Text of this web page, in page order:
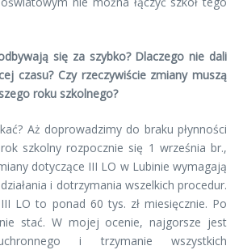
się za szybko? Dlaczego nie dali
czasu? Czy rzeczywiście zmiany muszą
roku szkolnego?
Aż doprowadzimy do braku płynności
szkolny rozpocznie się 1 września br.,
dotyczące III LO w Lubinie wymagają
i dotrzymania wszelkich procedur.
LO to ponad 60 tys. zł miesięcznie. Po
stać. W mojej ocenie, najgorsze jest
i trzymanie wszystkich